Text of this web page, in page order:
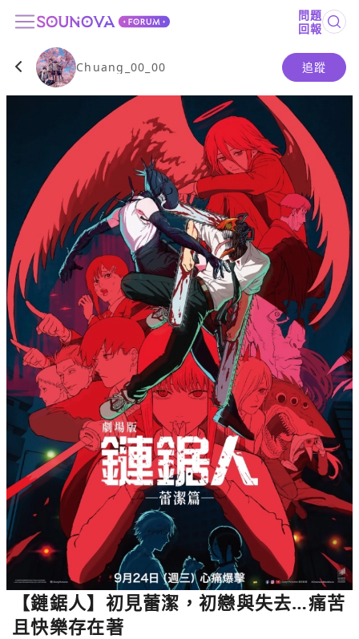
問題
回報
Chuang_00_00 追蹤
【鏈鋸人】初見蕾潔，初戀與失去…痛苦
且快樂存在著